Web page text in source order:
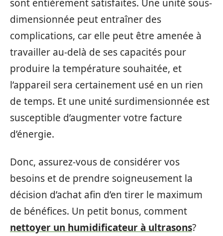
sont entièrement satisfaites. Une unité sous-
dimensionnée peut entraîner des
complications, car elle peut être amenée à
travailler au-delà de ses capacités pour
produire la température souhaitée, et
l’appareil sera certainement usé en un rien
de temps. Et une unité surdimensionnée est
susceptible d’augmenter votre facture
d’énergie.
Donc, assurez-vous de considérer vos
besoins et de prendre soigneusement la
décision d’achat afin d’en tirer le maximum
de bénéfices. Un petit bonus, comment
nettoyer un humidificateur à ultrasons?